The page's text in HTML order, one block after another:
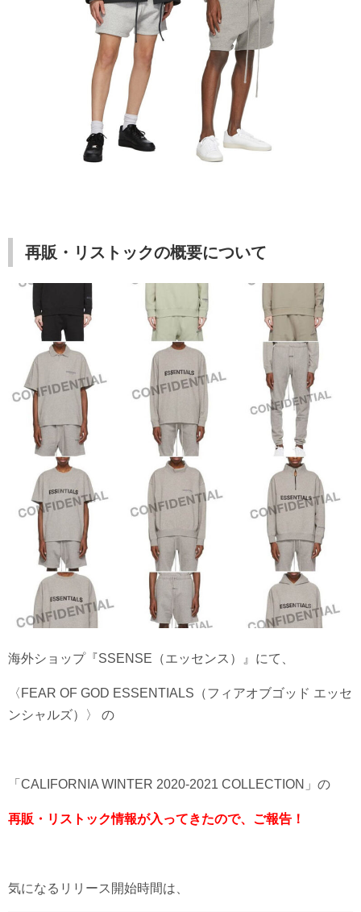
再販・リストックの概要について
海外ショップ『SSENSE（エッセンス）』にて、
〈FEAR OF GOD ESSENTIALS（フィアオブゴッド エッセ
ンシャルズ）〉 の
「CALIFORNIA WINTER 2020-2021 COLLECTION」の
再販・リストック情報が入ってきたので、ご報告！
気になるリリース開始時間は、